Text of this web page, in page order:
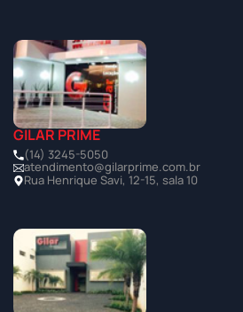
GILAR PRIME
(14) 3245-5050
atendimento@gilarprime.com.br
Rua Henrique Savi, 12-15, sala 10